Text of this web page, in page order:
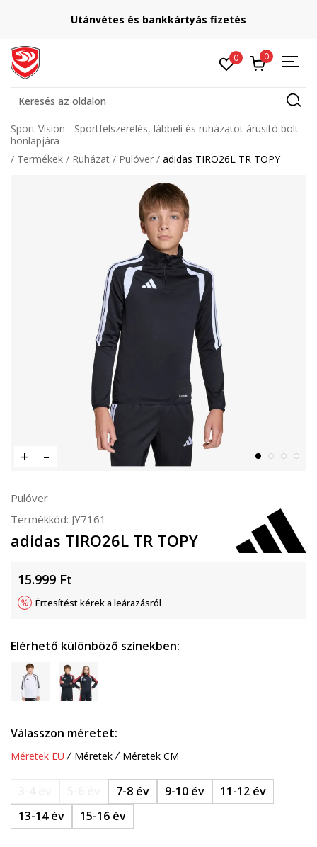
Utánvétes és bankkártyás fizetés
0 0
Keresés az oldalon
Sport Vision - Sportfelszerelés, lábbeli és ruházatot árusító bolt
honlapjára
Termékek
Ruházat Pulóver adidas TIRO26L TR TOPY
Pulóver
Termékkód: JY7161
adidas TIRO26L TR TOPY
15.999 Ft
Értesítést kérek a leárazásról
Elérhető különböző színekben:
Válasszon méretet:
Méretek EU Méretek Méretek CM
7-8 év 9-10 év
11-12 év
13-14 év
15-16 év